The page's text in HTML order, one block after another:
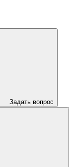
Задать вопрос